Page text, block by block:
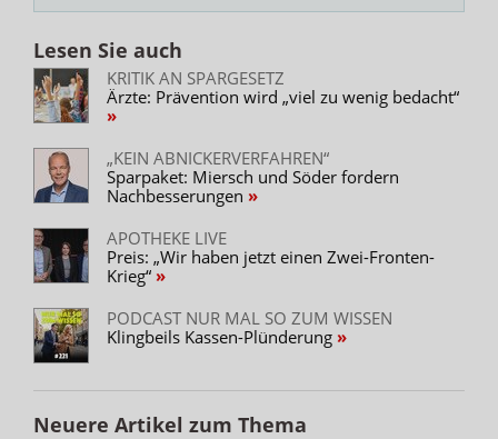
Lesen Sie auch
KRITIK AN SPARGESETZ
Ärzte: Prävention wird „viel zu wenig bedacht“
„KEIN ABNICKERVERFAHREN“
Sparpaket: Miersch und Söder fordern
Nachbesserungen
APOTHEKE LIVE
Preis: „Wir haben jetzt einen Zwei-Fronten-
Krieg“
PODCAST NUR MAL SO ZUM WISSEN
Klingbeils Kassen-Plünderung
Neuere Artikel zum Thema